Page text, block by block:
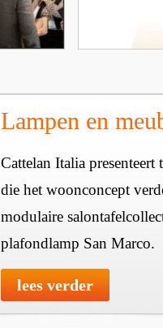
Lampen en
Cattelan Italia
die het woonconcept
modulaire
plafondlamp San Marco.
lees verder